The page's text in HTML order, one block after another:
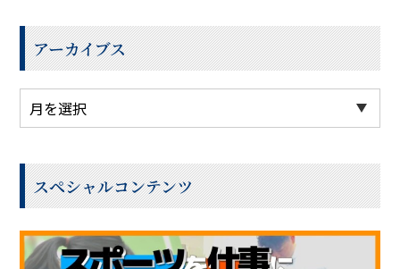
アーカイブス
スペシャルコンテンツ